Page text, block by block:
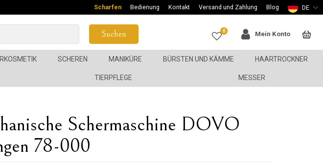
Scharfen Bedienung Kontakt Versand und Zahlung Blog DE
Suchen 0 Mein Konto
SCHEREN MANIKÜRE BÜRSTEN UND KÄMME HAARTROCKNER
TIERPFLEGE MESSER
Schermaschine DOVO
78-000